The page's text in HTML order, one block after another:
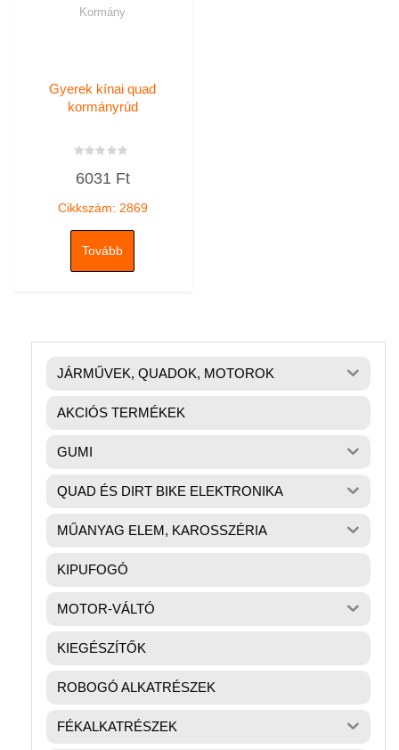
Kormány
Gyerek kínai quad
kormányrúd
0
6031 Ft
Cikkszám: 2869
Tovább
JÁRMŰVEK, QUADOK, MOTOROK
AKCIÓS TERMÉKEK
GUMI
QUAD ÉS DIRT BIKE ELEKTRONIKA
MŰANYAG ELEM, KAROSSZÉRIA
KIPUFOGÓ
MOTOR-VÁLTÓ
KIEGÉSZÍTŐK
ROBOGÓ ALKATRÉSZEK
FÉKALKATRÉSZEK